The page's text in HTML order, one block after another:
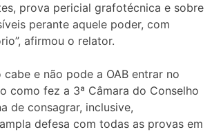
prova pericial grafotécnica e sobre
perante aquele poder, com
afirmou o relator.
cabe e não pode a OAB entrar no
como fez a 3ª Câmara do Conselho
de consagrar, inclusive,
defesa com todas as provas em